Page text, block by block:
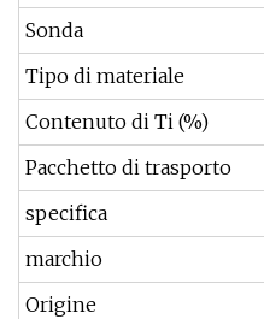
Sonda
Tipo di materiale
Contenuto di Ti (%)
Pacchetto di trasporto
specifica
marchio
Origine